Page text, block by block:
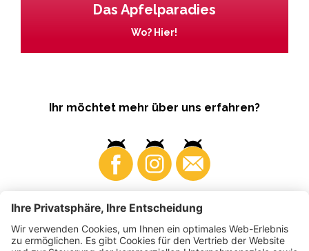
Das Apfelparadies
Wo? Hier!
Ihr möchtet mehr über uns erfahren?
Business Produzenten